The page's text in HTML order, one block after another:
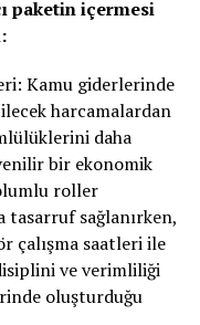
paketin içermesi
Kamu giderlerinde
harcamalardan
daha
bir ekonomik
roller
tasarruf sağlanırken,
çalışma saatleri ile
ve verimliliği
oluşturduğu